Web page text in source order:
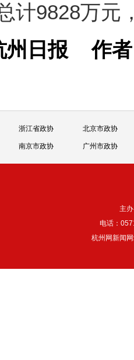
计9828万元
州日报作
浙江省政协 北京市政协
南京市政协 广州市政协
主
电话：
杭州网新闻